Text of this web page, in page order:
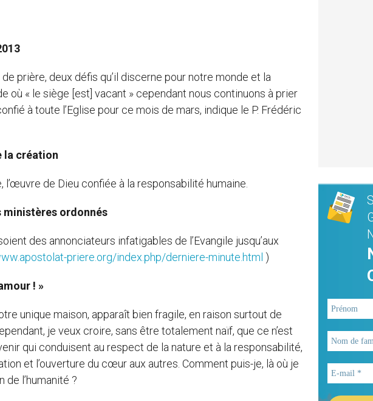
prière, deux défis qu’il discerne pour notre monde et la
où « le siège [est] vacant » cependant nous continuons à prier
à toute l’Eglise pour ce mois de mars, indique le P. Frédéric
la création
de Dieu confiée à la responsabilité humaine.
ministères ordonnés
des annonciateurs infatigables de l’Evangile jusqu’aux
priere.org/index.php/derniere-minute.html )
! »
unique maison, apparaît bien fragile, en raison surtout de
je veux croire, sans être totalement naïf, que ce n’est
qui conduisent au respect de la nature et à la responsabilité,
et l’ouverture du cœur aux autres. Comment puis-je, là où je
l’humanité ?